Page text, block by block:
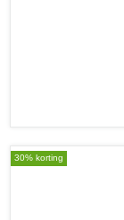
30% korting